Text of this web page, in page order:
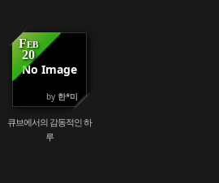
No Image
Feb
20
by 한*미
102608
큐브에서의 감동적인 하
루